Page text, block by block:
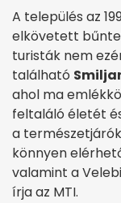
A település az
elkövetett
turisták nem
található
ahol ma
feltaláló életét
a
könnyen
valamint a
írja az MTI.